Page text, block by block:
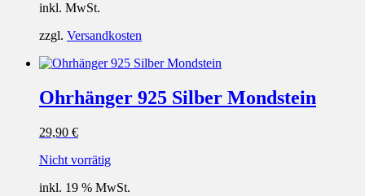
inkl. MwSt.
zzgl. Versandkosten
Ohrhänger 925 Silber Mondstein
29,90 €
Nicht vorrätig
inkl. 19 % MwSt.